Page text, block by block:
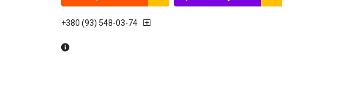
+380 (93) 548-03-74